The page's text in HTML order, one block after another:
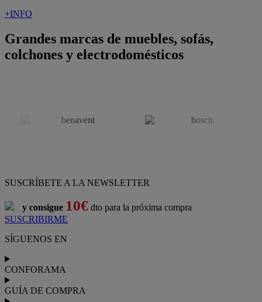
+INFO
Grandes marcas de muebles, sofás,
colchones y electrodomésticos
SUSCRÍBETE A LA NEWSLETTER
y consigue 10€ dto para la próxima compra
SUSCRIBIRME
SÍGUENOS EN
CONFORAMA
GUÍA DE COMPRA